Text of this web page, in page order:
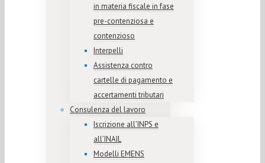
in materia fiscale in fase
pre-contenziosa e
contenzioso
Interpelli
Assistenza contro
cartelle di pagamento e
accertamenti tributari
Consulenza del lavoro
Iscrizione all’INPS e
all’INAIL
Modelli EMENS